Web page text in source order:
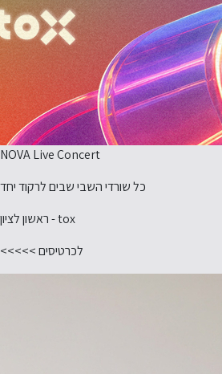
NOVA Live Concert
כל שורדי השבי שבים לרקוד יחד
tox - ראשון לציון
לכרטיסים >>>>>